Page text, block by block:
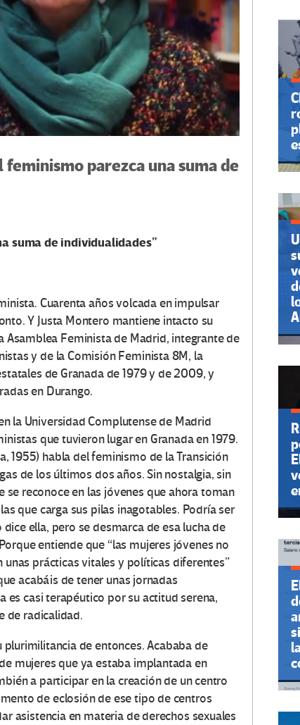
parezca una suma de
suma de individualidades”
Cuarenta años volcada en impulsar
Y Justa Montero mantiene intacto su
Feminista de Madrid, integrante de
y de la Comisión Feminista 8M, la
de Granada de 1979 y de 2009, y
en Durango.
la Universidad Complutense de Madrid
que tuvieron lugar en Granada en 1979.
1955) habla del feminismo de la Transición
de los últimos dos años. Sin nostalgia, sin
reconoce en las jóvenes que ahora toman
que carga sus pilas inagotables. Podría ser
ella, pero se desmarca de esa lucha de
entiende que “las mujeres jóvenes no
prácticas vitales y políticas diferentes”
acabáis de tener unas jornadas
es casi terapéutico por su actitud serena,
de radicalidad.
de entonces. Acababa de
mujeres que ya estaba implantada en
a participar en la creación de un centro
de eclosión de ese tipo de centros
asistencia en materia de derechos sexuales